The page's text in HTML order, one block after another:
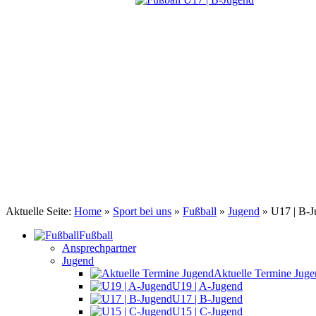
Aktuelle Seite: Home » Sport bei uns » Fußball » Jugend » U17 | B-
Fußball
Ansprechpartner
Jugend
Aktuelle Termine
U19 | A-Jugend
U17 | B-Jugend
U15 | C-Jugend